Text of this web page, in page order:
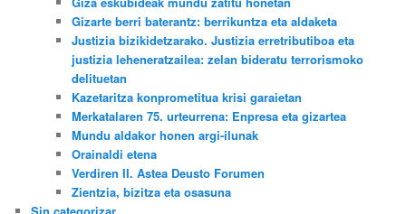
Gizarte berri baterantz: berrikuntza eta aldaketa
Justizia bizikidetzarako. Justizia erretributiboa eta
justizia leheneratzailea: zelan bideratu terrorismoko
delituetan
Kazetaritza konprometitua krisi garaietan
Merkatalaren 75. urteurrena: Enpresa eta gizartea
Mundu aldakor honen argi-ilunak
Orainaldi etena
Verdiren II. Astea Deusto Forumen
Zientzia, bizitza eta osasuna
Sin categorizar